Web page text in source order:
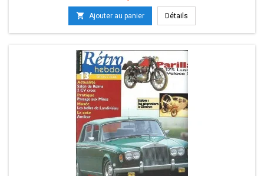
 Ajouter au panier Détails